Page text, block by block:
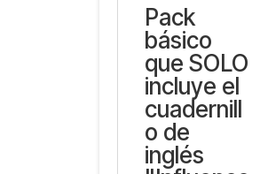
Pack
básico
que SOLO
incluye el
cuadernill
o de
inglés